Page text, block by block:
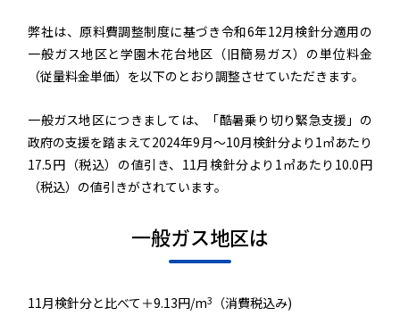
弊社は、原料費調整制度に基づき令和6年12月検針分適用の
一般ガス地区と学園木花台地区（旧簡易ガス）の単位料金
（従量料金単価）を以下のとおり調整させていただきます。
一般ガス地区につきましては、「酷暑乗り切り緊急支援」の
政府の支援を踏まえて2024年9月～10月検針分より1㎥あたり
17.5円（税込）の値引き、11月検針分より1㎥あたり10.0円
（税込）の値引きがされています。
一般ガス地区は
11月検針分と比べて＋9.13円/m3 （消費税込み)